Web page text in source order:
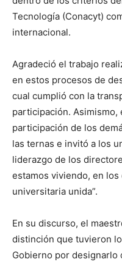
Tecnología (Conacyt)
internacional.
Agradeció el trabajo
en estos procesos de
cual cumplió con la
participación. Asimismo,
participación de los
las ternas e invitó a los
liderazgo de los
estamos viviendo, en
universitaria unida”.
En su discurso, el
distinción que tuvieron
Gobierno por